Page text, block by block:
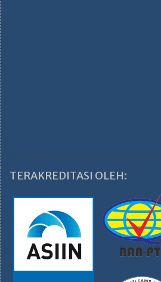
TERAKREDITASI OLEH: